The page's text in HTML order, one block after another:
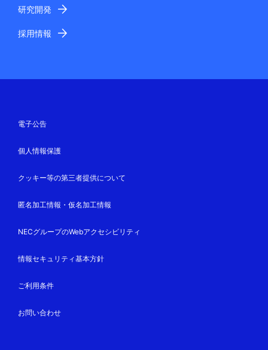
研究開発
採用情報
電子公告
個人情報保護
クッキー等の第三者提供について
匿名加工情報・仮名加工情報
NECグループのWebアクセシビリティ
情報セキュリティ基本方針
ご利用条件
お問い合わせ